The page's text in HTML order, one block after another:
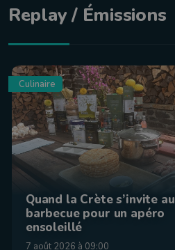
Replay / Émissions
Culinaire
Quand la Crète s’invite au
barbecue pour un apéro
ensoleillé
7 août 2026 à 09:00